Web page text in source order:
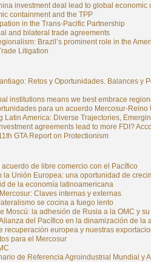
investment deal lead to global economic
containment and the TPP
in the Trans-Pacific Partnership
and bilateral trade agreements
Brazil’s prominent role in the
Litigation
Retos y Oportunidades. Balances y
institutions means we best embrace
para un acuerdo Mercosur-Reino
Latin America: Diverse Trajectories,
agreements lead to more FDI?
GTA Report on Protectionism
acuerdo de libre comercio con el Pacífico
la Unión Europea: una oportunidad de
de la economía latinoamericana
Claves internas y externas
se cocina a fuego lento
Moscú: la adhesión de Rusia a la OMC y
del Pacífico en la dinamización de la
recuperación europea y nuestras
para el Mercosur
de Referencia Agroindustrial Mundial y